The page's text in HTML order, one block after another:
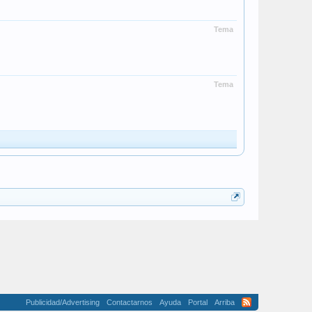
Tema
Tema
Publicidad/Advertising Contactarnos Ayuda Portal Arriba